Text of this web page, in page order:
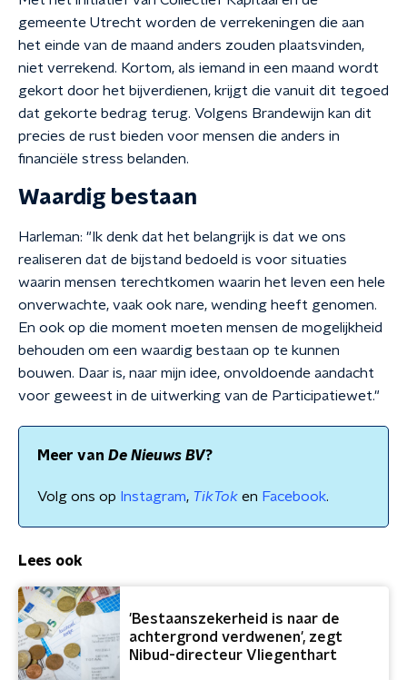
gemeente Utrecht worden de verrekeningen die aan
het einde van de maand anders zouden plaatsvinden,
niet verrekend. Kortom, als iemand in een maand wordt
gekort door het bijverdienen, krijgt die vanuit dit tegoed
dat gekorte bedrag terug. Volgens Brandewijn kan dit
precies de rust bieden voor mensen die anders in
financiële stress belanden.
Waardig bestaan
Harleman: "Ik denk dat het belangrijk is dat we ons
realiseren dat de bijstand bedoeld is voor situaties
waarin mensen terechtkomen waarin het leven een hele
onverwachte, vaak ook nare, wending heeft genomen.
En ook op die moment moeten mensen de mogelijkheid
behouden om een waardig bestaan op te kunnen
bouwen. Daar is, naar mijn idee, onvoldoende aandacht
voor geweest in de uitwerking van de Participatiewet."
Meer van De Nieuws BV?
Volg ons op Instagram, TikTok en Facebook.
Lees ook
'Bestaanszekerheid is naar de
achtergrond verdwenen', zegt
Nibud-directeur Vliegenthart